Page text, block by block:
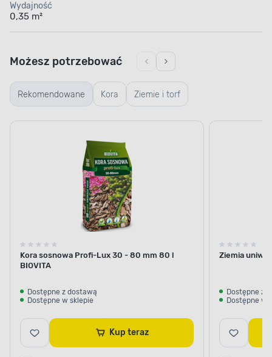
Wydajność
0,35 m²
Rekomendowane Kora Ziemie i torf
Możesz potrzebować
Kora sosnowa Profi-Lux 30 - 80 mm 80 l
BIOVITA
Dostępne z dostawą
Dostępne w sklepie
Kup teraz
Ziemia
Dostępne z
Dostępne w